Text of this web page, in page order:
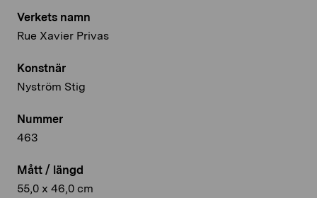
Verkets namn
Rue Xavier Privas
Konstnär
Nyström Stig
Nummer
463
Mått / längd
55,0 x 46,0 cm